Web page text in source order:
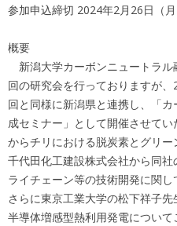
参加申込締切 2024年2月26日（月
概要
新潟大学カーボンニュートラ
回の研究会を行っておりますが
回と同様に新潟県と連携し、「
成セミナー」として開催させて
からチリにおける脱炭素とグリ
千代田化工建設株式会社から同
ライチェーン等の技術開発に関し
さらに東京工業大学の松下祥子
半導体増感型熱利用発電について